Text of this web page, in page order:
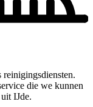
reinigingsdiensten.
die we kunnen
IJde.